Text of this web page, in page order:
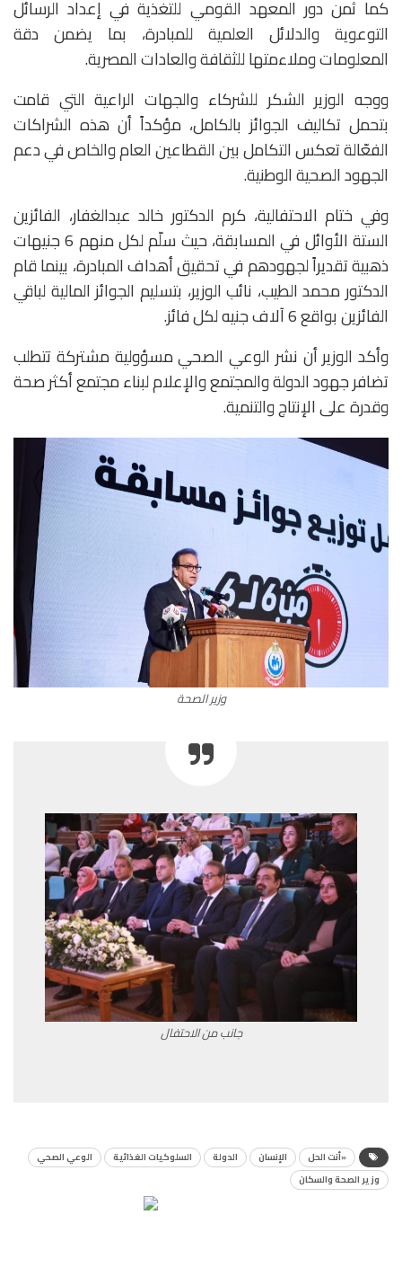
كما ثمن دور المعهد القومي للتغذية في إعداد الرسائل
التوعوية والدلائل العلمية للمبادرة، بما يضمن دقة
المعلومات وملاءمتها للثقافة والعادات المصرية.
ووجه الوزير الشكر للشركاء والجهات الراعية التي قامت
بتحمل تكاليف الجوائز بالكامل، مؤكداً أن هذه الشراكات
الفعّالة تعكس التكامل بين القطاعين العام والخاص في دعم
الجهود الصحية الوطنية.
وفي ختام الاحتفالية، كرم الدكتور خالد عبدالغفار، الفائزين
الستة الأوائل في المسابقة، حيث سلّم لكل منهم 6 جنيهات
ذهبية تقديراً لجهودهم في تحقيق أهداف المبادرة، بينما قام
الدكتور محمد الطيب، نائب الوزير، بتسليم الجوائز المالية لباقي
الفائزين بواقع 6 آلاف جنيه لكل فائز.
وأكد الوزير أن نشر الوعي الصحي مسؤولية مشتركة تتطلب
تضافر جهود الدولة والمجتمع والإعلام لبناء مجتمع أكثر صحة
وقدرة على الإنتاج والتنمية.
وزير الصحة
جانب من الاحتفال
«أنت الحل الإنسان الدولة السلوكيات الغذائية
الوعي الصحي
وزير الصحة والسكان